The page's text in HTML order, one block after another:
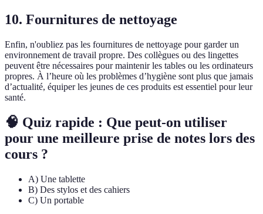
10. Fournitures de nettoyage
Enfin, n'oubliez pas les fournitures de nettoyage pour garder un
environnement de travail propre. Des collègues ou des lingettes
peuvent être nécessaires pour maintenir les tables ou les ordinateurs
propres. À l’heure où les problèmes d’hygiène sont plus que jamais
d’actualité, équiper les jeunes de ces produits est essentiel pour leur
santé.
🧠 Quiz rapide : Que peut-on utiliser
pour une meilleure prise de notes lors des
cours ?
A) Une tablette
B) Des stylos et des cahiers
C) Un portable